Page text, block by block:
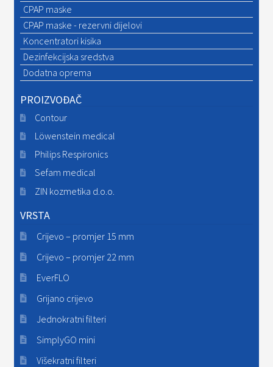
na
stranici
proizvoda
CPAP maske
CPAP maske - rezervni dijelovi
Koncentratori kisika
Dezinfekcijska sredstva
Dodatna oprema
PROIZVOĐAČ
Contour
Löwenstein medical
Philips Respironics
Sefam medical
ZIN kozmetika d.o.o.
VRSTA
Crijevo – promjer 15 mm
Crijevo – promjer 22 mm
EverFLO
Grijano crijevo
Jednokratni filteri
SimplyGO mini
Višekratni filteri